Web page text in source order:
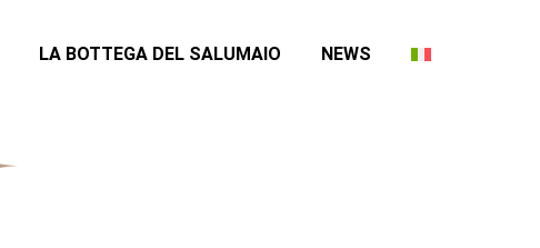
LA BOTTEGA DEL SALUMAIO NEWS